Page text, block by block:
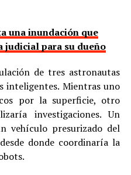
una inundación que
judicial para su dueño
de tres astronautas
inteligentes. Mientras uno
por la superficie, otro
investigaciones. Un
vehículo presurizado del
donde coordinaría la